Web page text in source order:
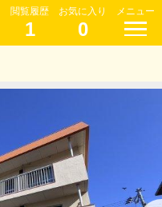
閲覧履歴
1
お気に入り
0
メニュー